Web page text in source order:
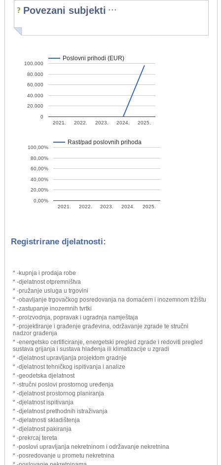
Povezani subjekti ...
Poslovni prihodi (EUR)
2021. 2022. 2023. 2024. 2025.
0
20.000
40.000
60.000
80.000
100.000
Rast/pad poslovnih prihoda
2021. 2022. 2023. 2024. 2025.
0,00%
20,00%
40,00%
60,00%
80,00%
100,00%
Registrirane djelatnosti:
* -kupnja i prodaja robe
* -djelatnost otpremništva
* -pružanje usluga u trgovini
* -obavljanje trgovačkog posredovanja na domaćem i inozemnom tržištu
* -zastupanje inozemnih tvrtki
* -proizvodnja, popravak i ugradnja namještaja
* -projektiranje i građenje građevina, održavanje zgrade te stručni
nadzor građenja
* -energetsko certificiranje, energetski pregled zgrade i redoviti pregled
sustava grijanja i sustava hlađenja ili klimatizacije u zgradi
* -djelatnost upravljanja projektom gradnje
* -djelatnost tehničkog ispitivanja i analize
* -geodetska djelatnost
* -stručni poslovi prostornog uređenja
* -djelatnost prostornog planiranja
* -djelatnost ispitivanja
* -djelatnost prethodnih istraživanja
* -djelatnosti skladištenja
* -djelatnost pakiranja
* -prekrcaj tereta
* -poslovi upravljanja nekretninom i održavanje nekretnina
* -posredovanje u prometu nekretnina